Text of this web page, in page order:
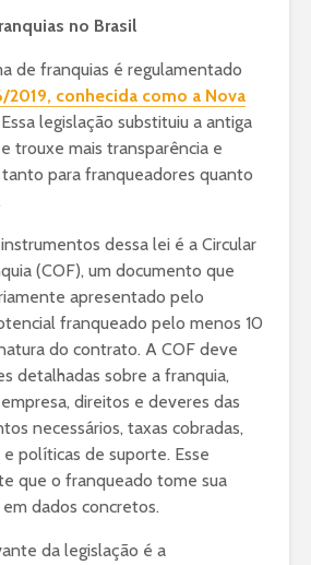
no Brasil
de franquias é regulamentado
2019, conhecida como a Nova
legislação substituiu a antiga
trouxe mais transparência e
tanto para franqueadores quanto
dessa lei é a Circular
(COF), um documento que
apresentado pelo
franqueado pelo menos 10
do contrato. A COF deve
detalhadas sobre a franquia,
direitos e deveres das
necessários, taxas cobradas,
políticas de suporte. Esse
que o franqueado tome sua
dados concretos.
da legislação é a